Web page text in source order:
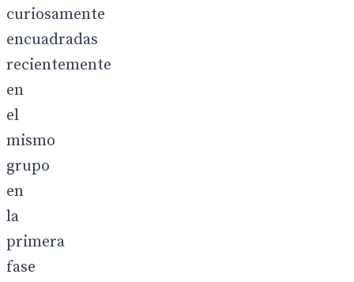
curiosamente
encuadradas
recientemente
en
el
mismo
grupo
en
la
primera
fase